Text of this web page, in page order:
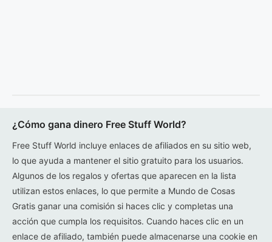
¿Cómo gana dinero Free Stuff World?
Free Stuff World incluye enlaces de afiliados en su sitio web,
lo que ayuda a mantener el sitio gratuito para los usuarios.
Algunos de los regalos y ofertas que aparecen en la lista
utilizan estos enlaces, lo que permite a Mundo de Cosas
Gratis ganar una comisión si haces clic y completas una
acción que cumpla los requisitos. Cuando haces clic en un
enlace de afiliado, también puede almacenarse una cookie en